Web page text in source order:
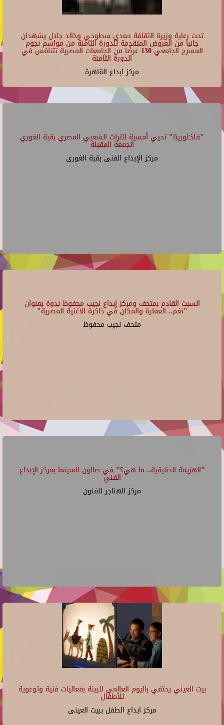
تحت رعاية وزيرة الثقافة حمدي سطوحي وخالد جلال يشهدان
جانبا من العروض المتقدمة للدورة الثامنة من مواسم نجوم
المسرح الجامعي 130 عرضًا من الجامعات المصرية تتنافس في
الدورة الثامنة
مركز ابداع القاهرة
"فلكلوريتا" تحيي أمسية للتراث الشعبي المصري بقبة الغوري
الجمعة المقبلة
مركز الإبداع الفنى بقبة الغورى
السبت القادم بمتحف ومركز إبداع نجيب محفوظ ندوة بعنوان
"نغم.. العمارة والمكان في ذاكرة الأغنية المصرية"
متحف نجيب محفوظ
"الهزيمة الحقيقية.. ما هي؟" في صالون السينما بمركز الإبداع
الفني
مركز الهناجر للفنون
بيت العيني يحتفي باليوم العالمي للبيئة بفعاليات فنية وتوعوية
للأطفال
مركز ابداع الطفل ببيت العينى